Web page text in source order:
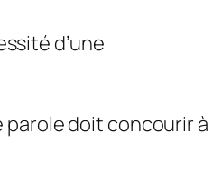
d’une
parole doit concourir à